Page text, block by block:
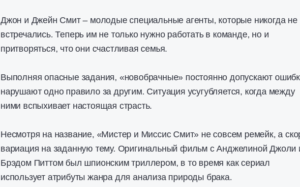
Джон и Джейн Смит – молодые специальные агенты, которые никогда не
встречались. Теперь им не только нужно работать в команде, но и
притворяться, что они счастливая семья.
Выполняя опасные задания, «новобрачные» постоянно допускают
нарушают одно правило за другим. Ситуация усугубляется, когда между
ними вспыхивает настоящая страсть.
Несмотря на название, «Мистер и Миссис Смит» не совсем ремейк, а
вариация на заданную тему. Оригинальный фильм с Анджелиной Джоли
Брэдом Питтом был шпионским триллером, в то время как сериал
использует атрибуты жанра для анализа природы брака.